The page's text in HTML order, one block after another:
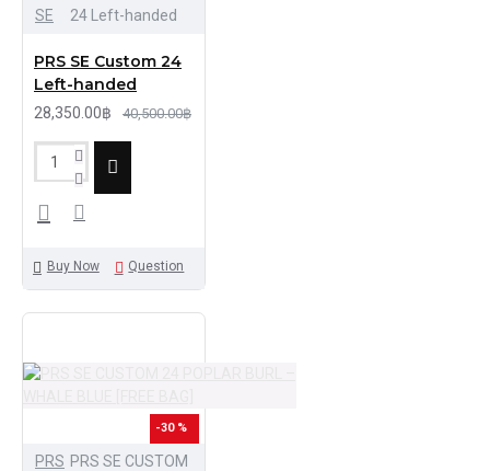
SE
24 Left-handed
PRS SE Custom 24
Left-handed
28,350.00฿ 40,500.00฿
Buy Now Question
-30 %
PRS PRS SE CUSTOM